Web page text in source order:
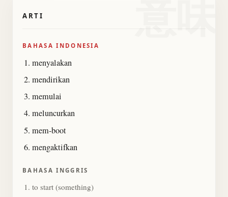
意味
ARTI
BAHASA INDONESIA
menyalakan
mendirikan
memulai
meluncurkan
mem-boot
mengaktifkan
BAHASA INGGRIS
to start (something)